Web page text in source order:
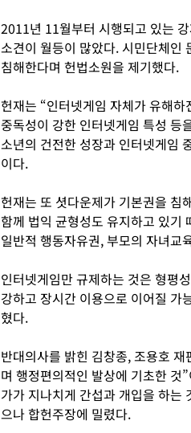
2011년 11월부터 시행되고 있는
소견이 월등이 많았다. 시민단체인
침해한다며 헌법소원을 제기했다.
헌재는 “인터넷게임 자체가 유해
중독성이 강한 인터넷게임 특성 등
소년의 건전한 성장과 인터넷게임
이다.
헌재는 또 셧다운제가 기본권을 침
함께 법익 균형성도 유지하고 있기
일반적 행동자유권, 부모의 자녀교
인터넷게임만 규제하는 것은 형평
강하고 장시간 이용으로 이어질 가
혔다.
반대의사를 밝힌 김창종, 조용호
며 행정편의적인 발상에 기초한 것
가가 지나치게 간섭과 개입을 하는
으나 합헌주장에 밀렸다.